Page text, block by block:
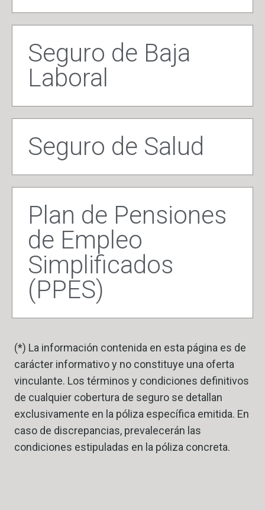
Seguro de Baja
Laboral
Seguro de Salud
Plan de Pensiones
de Empleo
Simplificados
(PPES)
(*) La información contenida en esta página es de
carácter informativo y no constituye una oferta
vinculante. Los términos y condiciones definitivos
de cualquier cobertura de seguro se detallan
exclusivamente en la póliza específica emitida. En
caso de discrepancias, prevalecerán las
condiciones estipuladas en la póliza concreta.